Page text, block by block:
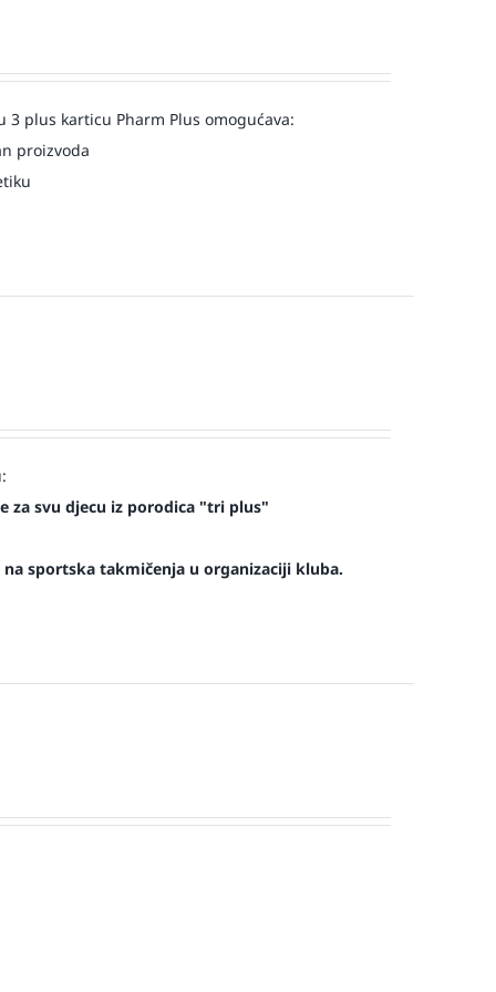
3 plus karticu Pharm Plus omogućava:
proizvoda
za svu djecu iz porodica "tri plus"
sportska takmičenja u organizaciji kluba.